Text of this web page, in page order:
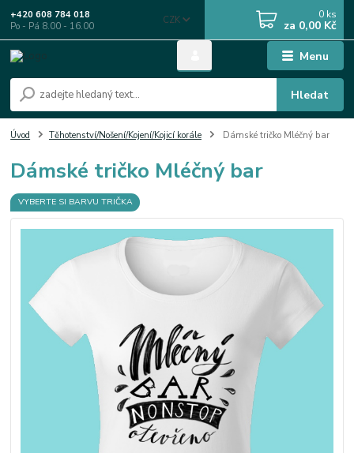
Menu
CZK
Hledat
+420 608 784 018
Po - Pá 8.00 - 16.00
0 ks
za 0,00 Kč
Úvod Těhotenství/Nošení/Kojení/Kojicí korále Dámské tričko Mléčný bar
Dámské tričko Mléčný bar
VYBERTE SI BARVU TRIČKA